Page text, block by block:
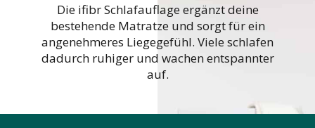
Die ifibr Schlafauflage ergänzt deine
bestehende Matratze und sorgt für ein
angenehmeres Liegegefühl. Viele schlafen
dadurch ruhiger und wachen entspannter
auf.